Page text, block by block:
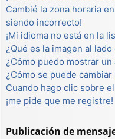
Cambié la zona horaria
siendo incorrecto!
¡Mi idioma no está en la
¿Qué es la imagen al
¿Cómo puedo mostrar un
¿Cómo se puede cambiar
Cuando hago clic sobre
¡me pide que me registre!
Publicación de